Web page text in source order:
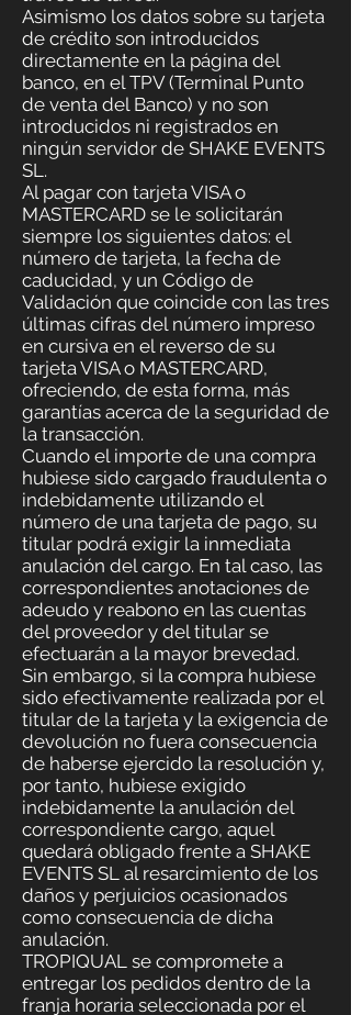
Asimismo los datos sobre su tarjeta
de crédito son introducidos
directamente en la página del
banco, en el TPV (Terminal Punto
de venta del Banco) y no son
introducidos ni registrados en
ningún servidor de SHAKE EVENTS
SL.
Al pagar con tarjeta VISA o
MASTERCARD se le solicitarán
siempre los siguientes datos: el
número de tarjeta, la fecha de
caducidad, y un Código de
Validación que coincide con las tres
últimas cifras del número impreso
en cursiva en el reverso de su
tarjeta VISA o MASTERCARD,
ofreciendo, de esta forma, más
garantías acerca de la seguridad de
la transacción.
Cuando el importe de una compra
hubiese sido cargado fraudulenta o
indebidamente utilizando el
número de una tarjeta de pago, su
titular podrá exigir la inmediata
anulación del cargo. En tal caso, las
correspondientes anotaciones de
adeudo y reabono en las cuentas
del proveedor y del titular se
efectuarán a la mayor brevedad.
Sin embargo, si la compra hubiese
sido efectivamente realizada por el
titular de la tarjeta y la exigencia de
devolución no fuera consecuencia
de haberse ejercido la resolución y,
por tanto, hubiese exigido
indebidamente la anulación del
correspondiente cargo, aquel
quedará obligado frente a SHAKE
EVENTS SL al resarcimiento de los
daños y perjuicios ocasionados
como consecuencia de dicha
anulación.
TROPIQUAL se compromete a
entregar los pedidos dentro de la
franja horaria seleccionada por el